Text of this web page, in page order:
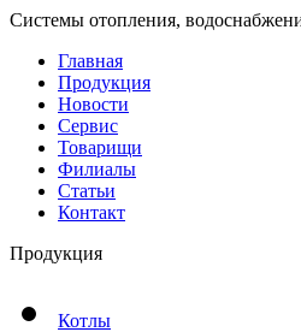
Системы отопления,
Главная
Продукция
Новости
Сервис
Товарищи
Филиалы
Статьи
Контакт
Продукция
Котлы